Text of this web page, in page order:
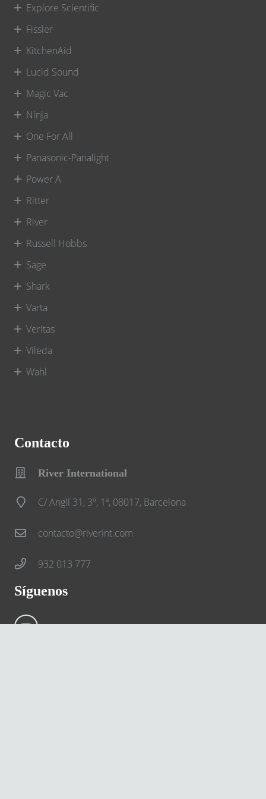
Explore Scientific
Fissler
KitchenAid
Lucid Sound
Magic Vac
Ninja
One For All
Panasonic-Panalight
Power A
Ritter
River
Russell Hobbs
Sage
Shark
Varta
Veritas
Vileda
Wahl
Contacto
River International
C/ Anglí 31, 3º, 1ª, 08017, Barcelona
contacto@riverint.com
932 013 777
Síguenos